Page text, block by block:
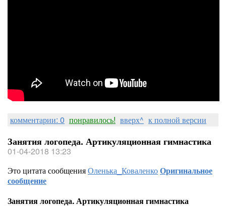
комментарии: 0 понравилось! вверх^ к полной версии
Занятия логопеда. Артикуляционная гимнастика
01-04-2018 13:23
Это цитата сообщенияОленька_КоваленкоОригинальное
сообщение
Занятия логопеда. Артикуляционная гимнастика